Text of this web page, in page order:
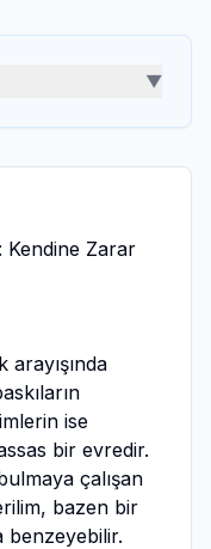
▼
Kendine Zarar
ise
bir evredir.
çalışan
bazen bir
benzeyebilir.